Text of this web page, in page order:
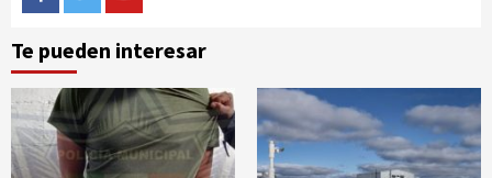
FacebookTwitterYoutube
Te pueden interesar